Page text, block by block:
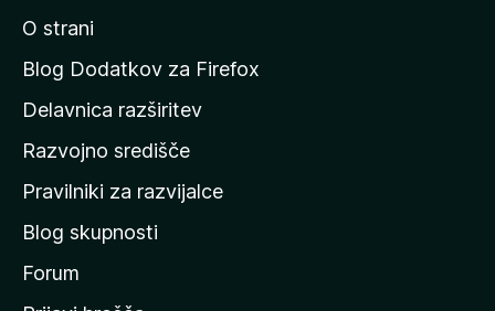
n
a
o
m
a
o
s
t
O strani
Blog Dodatkov za Firefox
Delavnica razširitev
Razvojno središče
Pravilniki za razvijalce
Blog skupnosti
Forum